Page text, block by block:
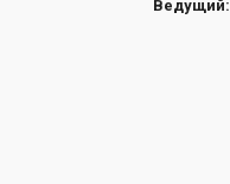
Ведущий: